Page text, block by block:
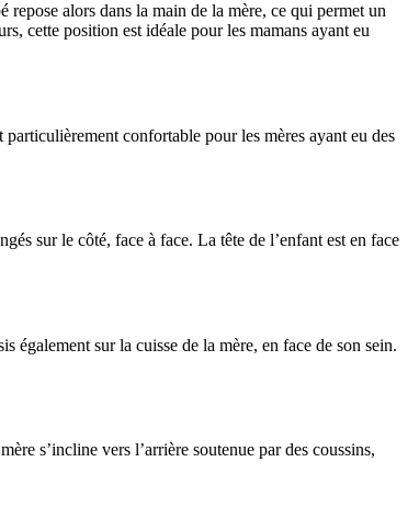
alors dans la main de la mère, ce qui permet un
cette position est idéale pour les mamans ayant eu
confortable pour les mères ayant eu des
sur le côté, face à face. La tête de l’enfant est en face
également sur la cuisse de la mère, en face de son sein.
s’incline vers l’arrière soutenue par des coussins,